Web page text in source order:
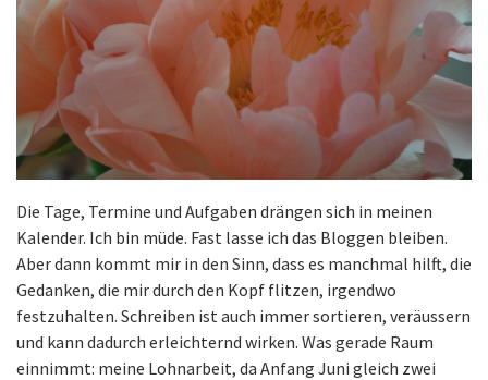
Die Tage, Termine und Aufgaben drängen sich in meinen
Kalender. Ich bin müde. Fast lasse ich das Bloggen bleiben.
Aber dann kommt mir in den Sinn, dass es manchmal hilft, die
Gedanken, die mir durch den Kopf flitzen, irgendwo
festzuhalten. Schreiben ist auch immer sortieren, veräussern
und kann dadurch erleichternd wirken. Was gerade Raum
einnimmt: meine Lohnarbeit, da Anfang Juni gleich zwei